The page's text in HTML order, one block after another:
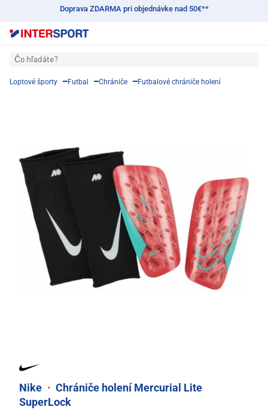
Doprava ZDARMA pri objednávke nad 50€**
Čo hľadáte?
Loptové športy Futbal Chrániče Futbalové chrániče holení
Nike · Chrániče holení Mercurial Lite
SuperLock